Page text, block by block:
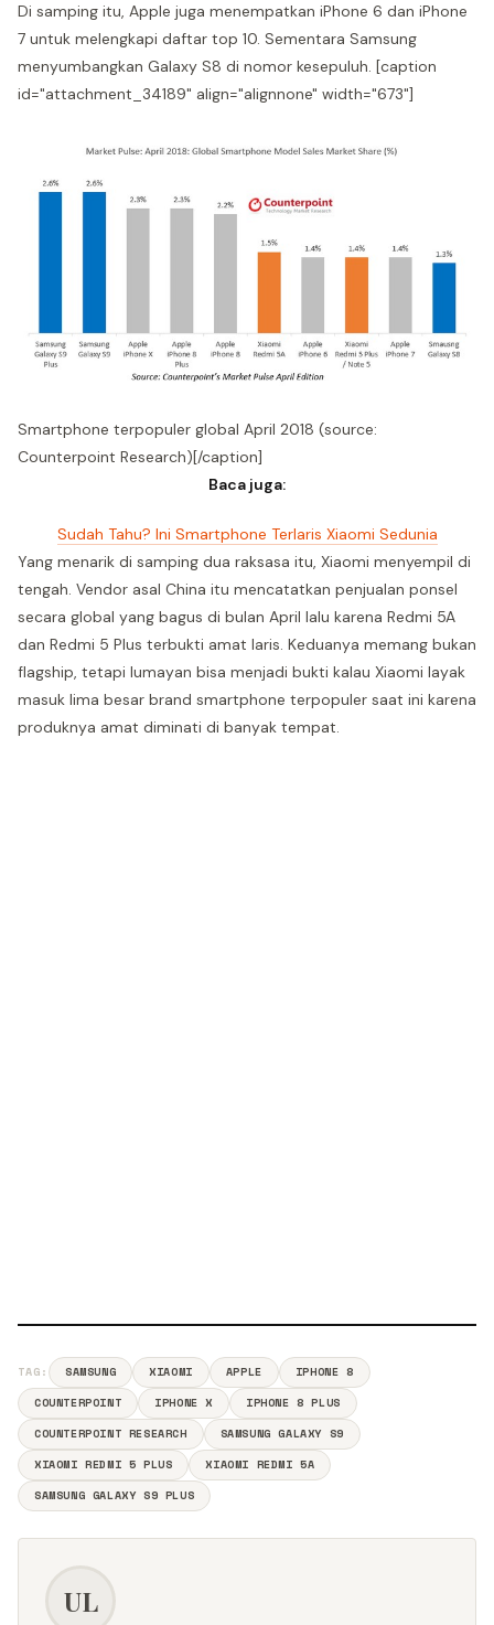
Di samping itu, Apple juga menempatkan iPhone 6 dan iPhone
7 untuk melengkapi daftar top 10. Sementara Samsung
menyumbangkan Galaxy S8 di nomor kesepuluh. [caption
id="attachment_34189" align="alignnone" width="673"]
Smartphone terpopuler global April 2018 (source:
Counterpoint Research)[/caption]
Baca juga:
Sudah Tahu? Ini Smartphone Terlaris Xiaomi Sedunia
Yang menarik di samping dua raksasa itu, Xiaomi menyempil di
tengah. Vendor asal China itu mencatatkan penjualan ponsel
secara global yang bagus di bulan April lalu karena Redmi 5A
dan Redmi 5 Plus terbukti amat laris. Keduanya memang bukan
flagship, tetapi lumayan bisa menjadi bukti kalau Xiaomi layak
masuk lima besar brand smartphone terpopuler saat ini karena
produknya amat diminati di banyak tempat.
TAG: SAMSUNG XIAOMI APPLE
IPHONE 8
COUNTERPOINT
IPHONE X
IPHONE 8 PLUS
COUNTERPOINT RESEARCH
SAMSUNG GALAXY S9
XIAOMI REDMI 5 PLUS
XIAOMI REDMI 5A
SAMSUNG GALAXY S9 PLUS
UL